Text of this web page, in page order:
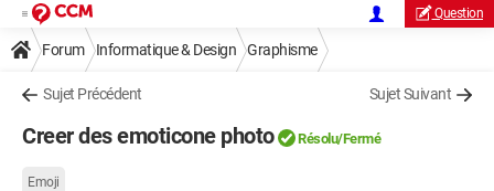
Question
Forum Informatique & Design Graphisme
Sujet Précédent Sujet Suivant
Creer des emoticone photo Résolu/Fermé
Emoji